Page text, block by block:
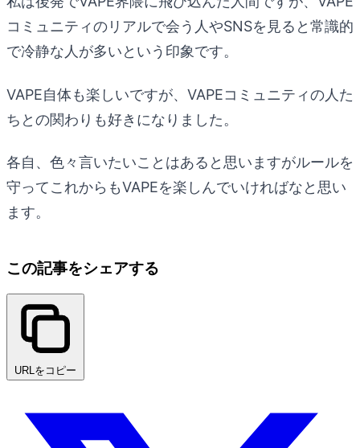
コミュニティのリアルで会う人やSNSを見ると常識的
で冷静な人が多いという印象です。
VAPE自体も楽しいですが、VAPEコミュニティの人た
ちとの関わりも好きになりました。
各自、色々言いたいことはあると思いますがルールを
守ってこれからもVAPEを楽しんでいければなと思い
ます。
この記事をシェアする
URLをコピー